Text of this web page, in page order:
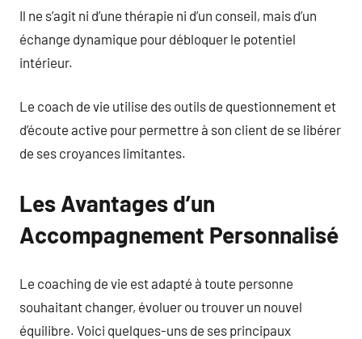
Il ne s’agit ni d’une thérapie ni d’un conseil, mais d’un
échange dynamique pour débloquer le potentiel
intérieur.
Le coach de vie utilise des outils de questionnement et
d’écoute active pour permettre à son client de se libérer
de ses croyances limitantes.
Les Avantages d’un
Accompagnement Personnalisé
Le coaching de vie est adapté à toute personne
souhaitant changer, évoluer ou trouver un nouvel
équilibre. Voici quelques-uns de ses principaux